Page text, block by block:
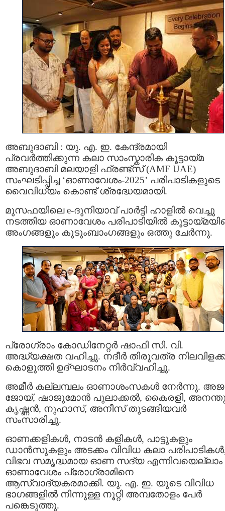
അബുദാബി : യു. എ. ഇ. കേന്ദ്രമായി
പ്രവർത്തിക്കുന്ന കലാ സാംസ്കാരിക കൂട്ടായ്മ
അബുദാബി മലയാളി ഫ്രണ്ട്‌സ് (AMF UAE)
സംഘടിപ്പിച്ച ‘ഓണാവേശം-2025’ പരിപാടികളുടെ
വൈവിധ്യം കൊണ്ട് ശ്രദ്ധേയമായി.
മുസഫയിലെ e-ദുനിയാവ് പാർട്ടി ഹാളിൽ വെച്ചു
നടത്തിയ ഓണാവേശം പരിപാടിയിൽ
അംഗങ്ങളും കുടുംബാംഗങ്ങളും ഒത്തു ചേർന്നു.
പ്രോഗ്രാം കോഡിനേറ്റർ ഷാഫി സി. വി.
അദ്ധ്യക്ഷത വഹിച്ചു. നദീർ തിരുവത്ര
കൊളുത്തി ഉദ്ഘാടനം നിർവ്വഹിച്ചു.
അമീർ കല്ലമ്പലം ഓണാശംസകൾ നേർന്നു.
ജോയ്, ഷാജുമോൻ പുലാക്കൽ, കൈരളി,
കൃഷ്ണൻ, നുഹാസ്, അനീസ് തുടങ്ങിയവർ
സംസാരിച്ചു.
ഓണക്കളികൾ, നാടൻ കളികൾ, പാട്ടുകളും
ഡാൻസുകളും അടക്കം വിവിധ കലാ
വിഭവ സമൃദ്ധമായ ഓണ സദ്യ എന്നിവയെല്ലാം
ഓണാവേശം പ്രോഗ്രാമിനെ
ആസ്വാദ്യകരമാക്കി. യു. എ. ഇ. യുടെ വിവിധ
ഭാഗങ്ങളിൽ നിന്നുള്ള നൂറ്റി അമ്പതോളം പേർ
പങ്കെടുത്തു.